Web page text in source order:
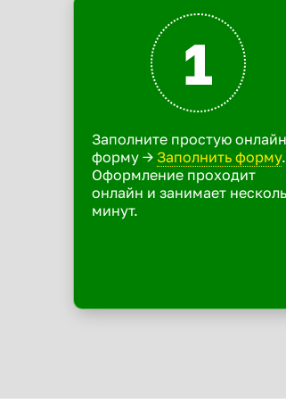
1
Заполните простую
форму -> Заполнить форму.
Оформление проходит
онлайн и занимает
минут.